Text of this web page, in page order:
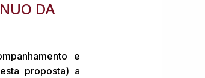
DA
e
proposta) a